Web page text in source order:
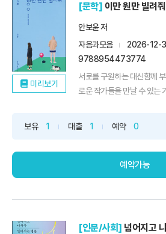
미리보기
[문학] 이만 원만 빌려줘
안보윤 저
자음과모음
2026-12-
9788954473774
서로를 구원하는 대신함께
로운 작가들을 만날 수 있는
보유 1 대출 1 예약 0
예약가능
[인문/사회] 넘어지고